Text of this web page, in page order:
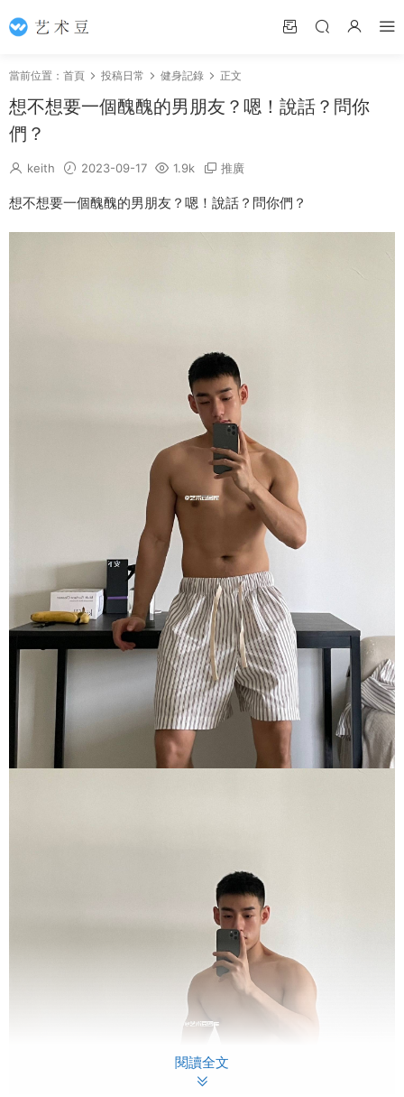
當前位置： 首頁 投稿日常 健身記錄 正文
想不想要一個醜醜的男朋友？嗯！說話？問你
們？
keith 2023-09-17 1.9k 推廣
想不想要一個醜醜的男朋友？嗯！說話？問你們？
閱讀全文